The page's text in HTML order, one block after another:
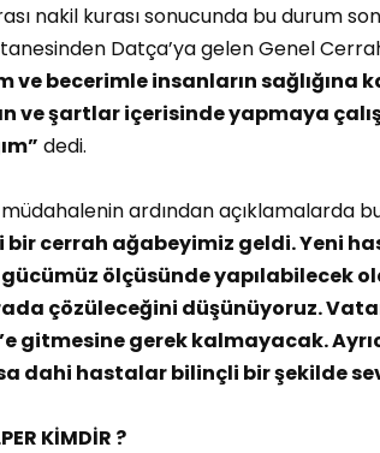
nakil kurası sonucunda bu durum
Datça’ya gelen Genel
ve becerimle insanların sağlığına
ve şartlar içerisinde yapmaya
dedi.
müdahalenin ardından açıklamalarda
bir cerrah ağabeyimiz geldi. Yeni
ölçüsünde yapılabilecek
çözüleceğini düşünüyoruz.
gitmesine gerek kalmayacak.
dahi hastalar bilinçli bir şekilde
KİMDİR ?